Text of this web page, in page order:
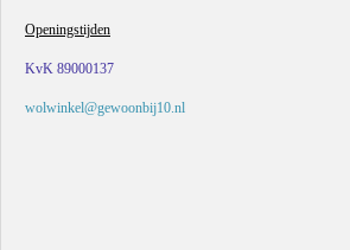
Openingstijden
KvK 89000137
wolwinkel@gewoonbij10.nl